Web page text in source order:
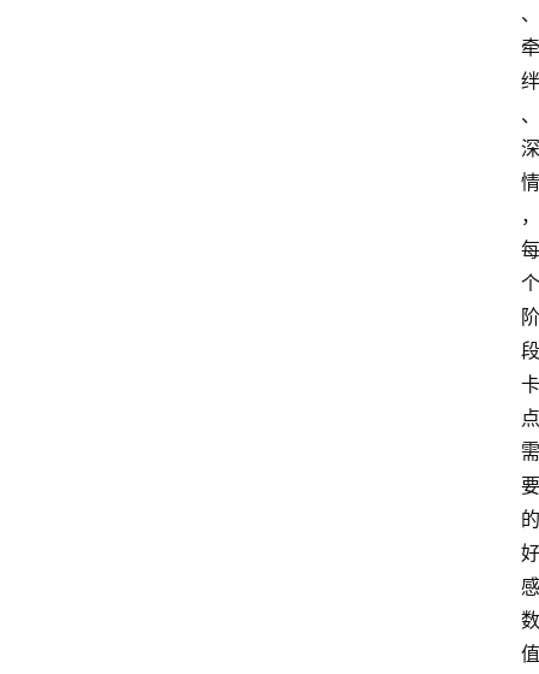
、
牵
绊
、
深
情
，
每
个
阶
段
卡
点
需
要
的
好
感
数
值